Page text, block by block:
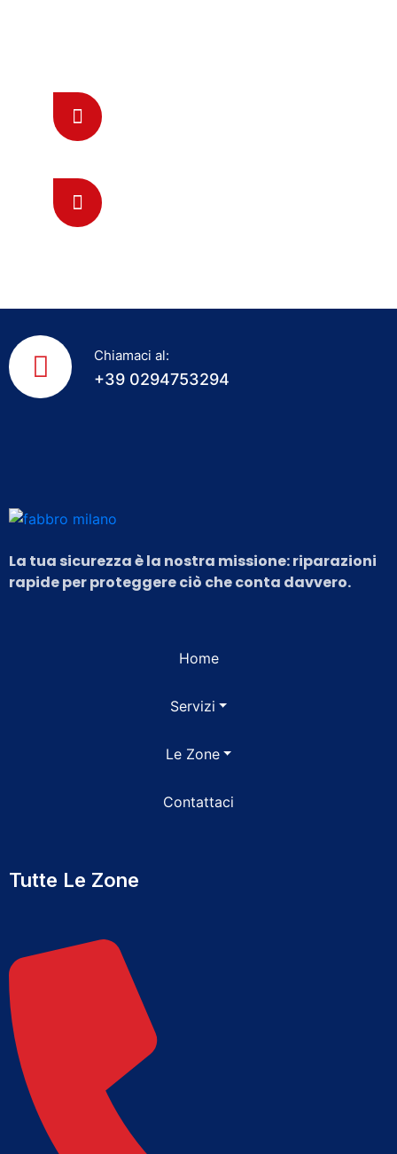
Chiamaci al:
+39 0294753294
La tua sicurezza è la nostra missione: riparazioni
rapide per proteggere ciò che conta davvero.
Home
Servizi
Le Zone
Contattaci
Tutte Le Zone